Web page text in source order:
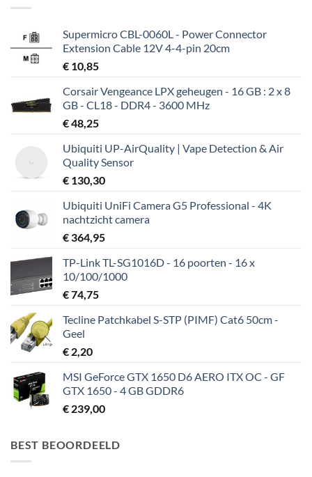
Supermicro CBL-0060L - Power Connector
Extension Cable 12V 4-4-pin 20cm
€ 10,85
Corsair Vengeance LPX geheugen - 16 GB : 2 x 8
GB - CL18 - DDR4 - 3600 MHz
€48,25
Ubiquiti UP-AirQuality | Vape Detection & Air
Quality Sensor
€ 130,30
Ubiquiti UniFi Camera G5 Professional - 4K
nachtzicht camera
€ 364,95
TP-Link TL-SG1016D - 16 poorten - 16 x
10/100/1000
€74,75
Tecline Patchkabel S-STP (PIMF) Cat6 50cm -
Geel
€ 2,20
MSI GeForce GTX 1650 D6 AERO ITX OC - GF
GTX 1650 - 4 GB GDDR6
€ 239,00
BEST BEOORDEELD